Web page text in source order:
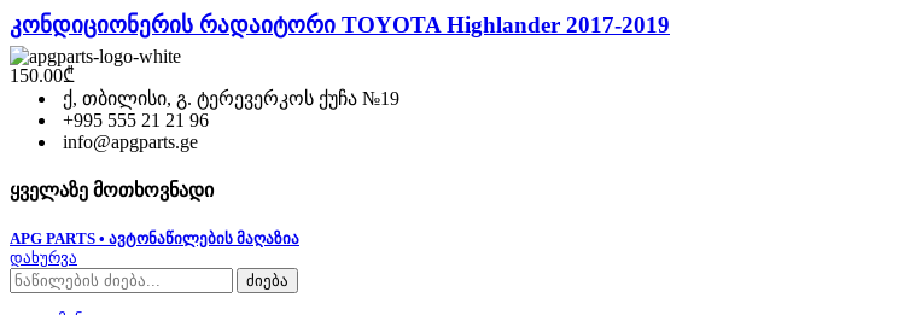
კონდიციონერის რადაიტორი TOYOTA Highlander 2017-2019
150.00₾
ქ, თბილისი, გ. ტერევერკოს ქუჩა №19
+995 555 21 21 96
info@apgparts.ge
ყველაზე მოთხოვნადი
APG PARTS • ავტონაწილების მაღაზია
დახურვა
ძიება